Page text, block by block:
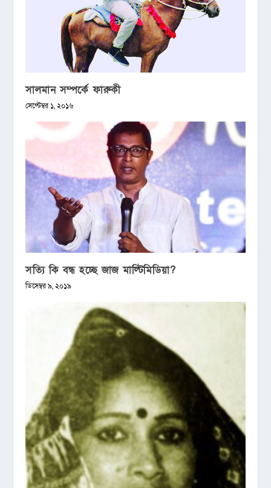
সালমান সম্পর্কে ফারুকী
সেপ্টেম্বর ১, ২০১৬
সত্যি কি বন্ধ হচ্ছে জাজ মাল্টিমিডিয়া?
ডিসেম্বর ৯, ২০১৯